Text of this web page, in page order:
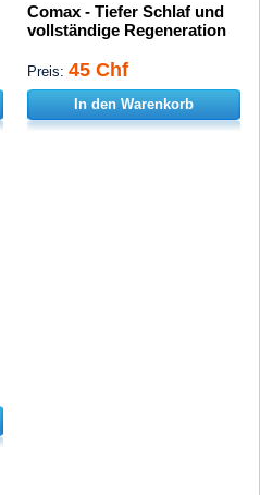
Comax - Tiefer Schlaf und
vollständige Regeneration
Preis: 45 Chf
In den Warenkorb